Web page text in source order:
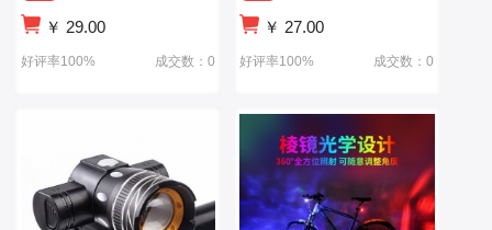
￥ 29.00
好评率100% 成交数：0
￥ 27.00
好评率100% 成交数：0